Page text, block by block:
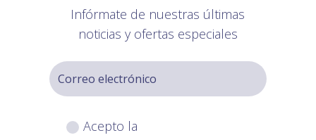
Infórmate de nuestras últimas
noticias y ofertas especiales
Acepto la